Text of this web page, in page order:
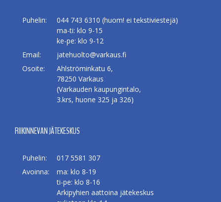
Puhelin:
044 743 6310 (huom! ei tekstiviestejä)
ma-ti: klo 9-15
ke-pe: klo 9-12
Email:
jatehuolto@varkaus.fi
Osoite:
Ahlströminkatu 6,
78250 Varkaus
(Varkauden kaupungintalo,
3.krs, huone 325 ja 326)
RIIKINNEVAN JÄTEKESKUS
Puhelin:
017 5581 307
Avoinna:
ma: klo 8-19
ti-pe: klo 8-16
Arkipyhien aattoina jätekeskus